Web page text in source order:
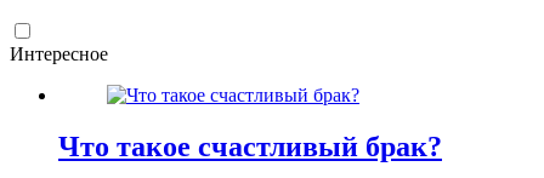
Интересное
Что такое счастливый брак?